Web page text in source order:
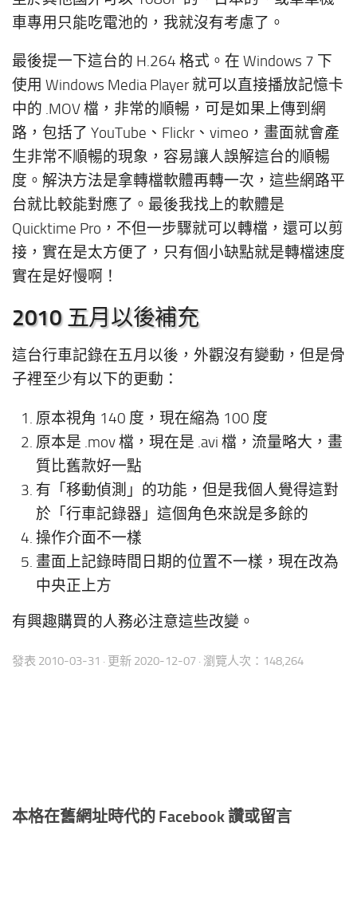
車專用只能吃電池的，我就沒有考慮了。
最後提一下這台的 H.264 格式。在 Windows 7 下
使用 Windows Media Player 就可以直接播放記憶卡
中的 .MOV 檔，非常的順暢，可是如果上傳到網
路，包括了 YouTube、Flickr、vimeo，畫面就會產
生非常不順暢的現象，容易讓人誤解這台的順暢
度。解決方法是拿轉檔軟體再轉一次，這些網路平
台就比較能對應了。最後我找上的軟體是
Quicktime Pro，不但一步驟就可以轉檔，還可以剪
接，實在是太方便了，只有個小缺點就是轉檔速度
實在是好慢啊！
2010 五月以後補充
這台行車記錄在五月以後，外觀沒有變動，但是骨
子裡至少有以下的更動：
原本視角 140 度，現在縮為 100 度
原本是 .mov 檔，現在是 .avi 檔，流量略大，畫
質比舊款好一點
有「移動偵測」的功能，但是我個人覺得這對
於「行車記錄器」這個角色來說是多餘的
操作介面不一樣
畫面上記錄時間日期的位置不一樣，現在改為
中央正上方
有興趣購買的人務必注意這些改變。
發表 2010-03-31 · 更新 2020-12-07 · 瀏覽人次：148,264
本格在舊網址時代的 Facebook 讚或留言